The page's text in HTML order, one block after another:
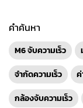
คำค้นหา
M6 จับความเร็ว
จำกัดความเร็ว
ค่
กล้องจับความเร็ว